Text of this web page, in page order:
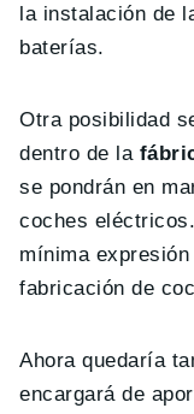
la instalación de
baterías.
Otra posibilidad
dentro de la
se pondrán en
coches
mínima
fabricación de
Ahora quedaría
encargará de